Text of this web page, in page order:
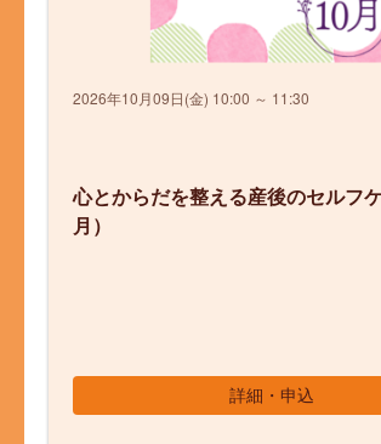
2026年10月09日(金) 10:00 ～ 11:30
心とからだを整える産後のセルフ
月）
詳細・申込